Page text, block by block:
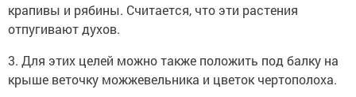
крапивы и рябины. Считается, что эти растения
отпугивают духов.
3. Для этих целей можно также положить под балку на
крыше веточку можжевельника и цветок чертополоха.